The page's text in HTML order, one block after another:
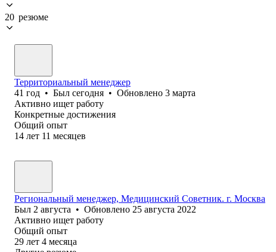
20 резюме
Территориальный менеджер
41 год • Был сегодня • Обновлено 3 марта
Активно ищет работу
Конкретные достижения
Общий опыт
14 лет 11 месяцев
Региональный менеджер, Медицинский Советник. г. Москва
Был 2 августа • Обновлено 25 августа 2022
Активно ищет работу
Общий опыт
29 лет 4 месяца